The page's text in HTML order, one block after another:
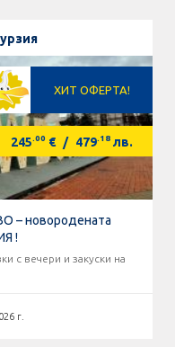
ХИТ ОФЕРТА!
245.00 € / 479.18 лв.
– новородената
!
с вечери и закуски на
г.